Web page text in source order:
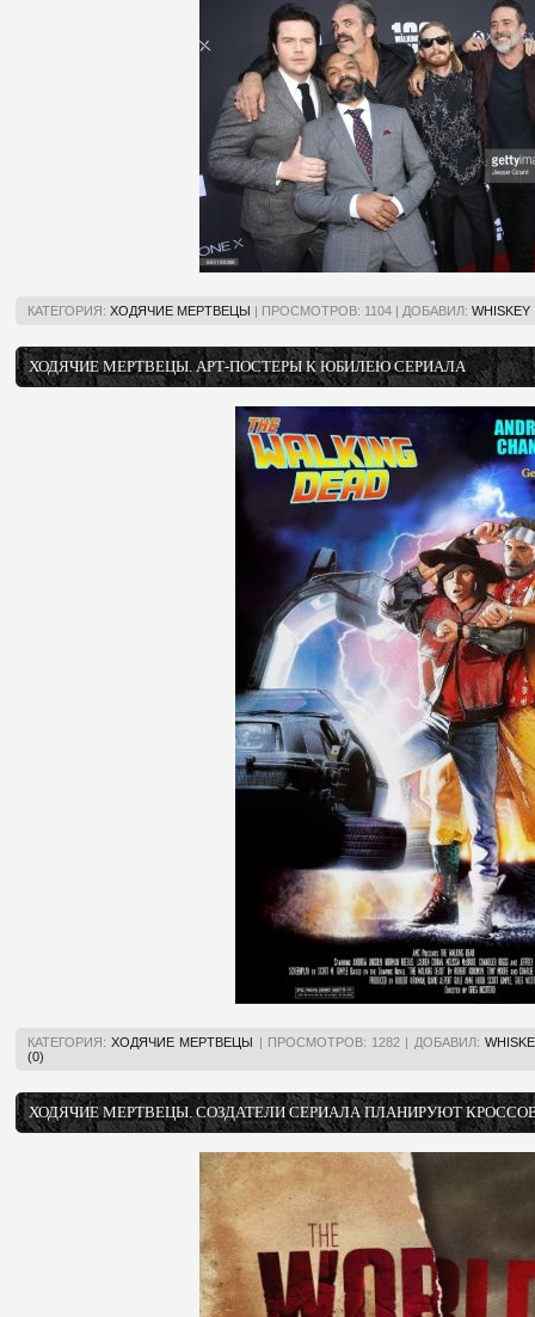
КАТЕГОРИЯ: ХОДЯЧИЕ МЕРТВЕЦЫ | ПРОСМОТРОВ: 1104 | ДОБАВИЛ: WHISKEY
ХОДЯЧИЕ МЕРТВЕЦЫ. АРТ-ПОСТЕРЫ К ЮБИЛЕЮ СЕРИАЛА
КАТЕГОРИЯ: ХОДЯЧИЕ МЕРТВЕЦЫ | ПРОСМОТРОВ: 1282 | ДОБАВИЛ:
(0)
ХОДЯЧИЕ МЕРТВЕЦЫ. СОЗДАТЕЛИ СЕРИАЛА ПЛАНИРУЮТ